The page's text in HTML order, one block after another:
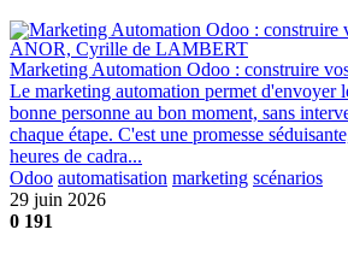
ANOR, Cyrille de LAMBERT
Marketing Automation Odoo : construire
Le marketing automation permet d'envoyer
bonne personne au bon moment, sans
chaque étape. C'est une promesse
heures de cadra...
Odoo automatisation marketing scénarios
29 juin 2026
0 191